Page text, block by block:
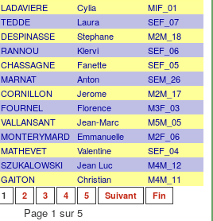
LADAVIERE Cylia
MIF_01
TEDDE Laura
SEF_07
DESPINASSE Stephane
M2M_18
RANNOU Klervi
SEF_06
CHASSAGNE Fanette
SEF_05
MARNAT Anton
SEM_26
CORNILLON Jerome
M2M_17
FOURNEL Florence
M3F_03
VALLANSANT Jean-Marc
M5M_05
MONTERYMARD Emmanuelle
M2F_06
MATHEVET Valentine
SEF_04
SZUKALOWSKI Jean Luc
M4M_12
GAITON Christian M4M_11
1 2 3 4 5 Suivant Fin
Page 1 sur 5